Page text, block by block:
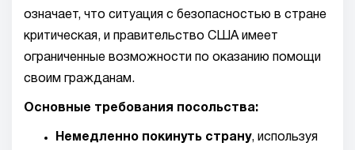
означает, что ситуация с безопасностью в стране
критическая, и правительство США имеет
ограниченные возможности по оказанию помощи
своим гражданам.
Основные требования посольства:
Немедленно покинуть страну, используя